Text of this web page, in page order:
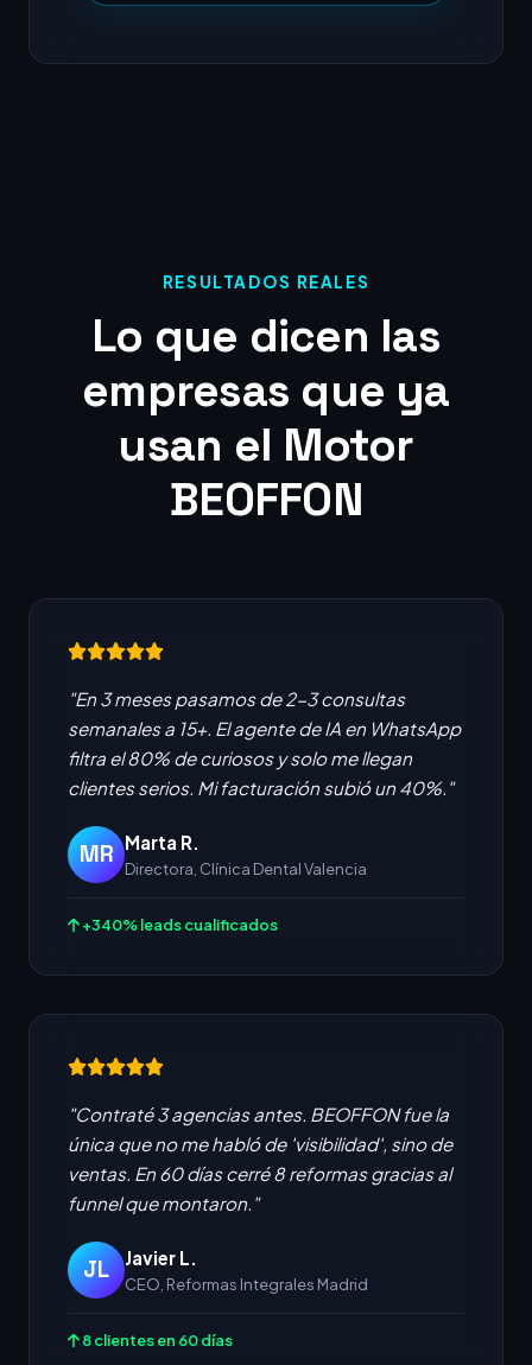
RESULTADOS REALES
Lo que dicen las
empresas que ya
usan el Motor
BEOFFON
"En 3 meses pasamos de 2-3 consultas
semanales a 15+. El agente de IA en WhatsApp
filtra el 80% de curiosos y solo me llegan
clientes serios. Mi facturación subió un 40%."
MR Marta R.
Directora, Clínica Dental Valencia
+340% leads cualificados
"Contraté 3 agencias antes. BEOFFON fue la
única que no me habló de 'visibilidad', sino de
ventas. En 60 días cerré 8 reformas gracias al
funnel que montaron."
JL Javier L.
CEO, Reformas Integrales Madrid
8 clientes en 60 días